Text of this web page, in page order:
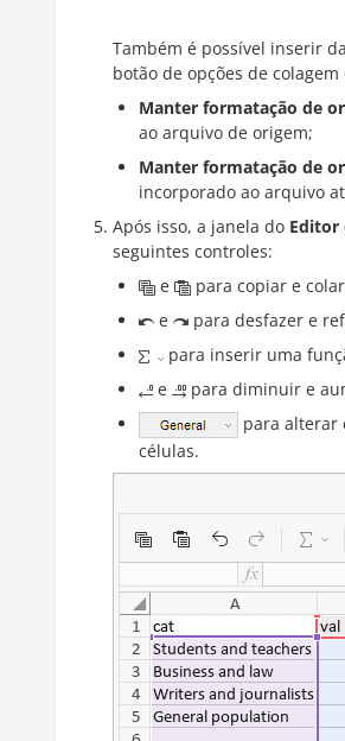
Também é possível inserir
botão de opções de colagem
Manter formatação de
ao arquivo de origem;
Manter formatação de
incorporado ao arquivo
Após isso, a janela do Editor
seguintes controles:
e
para copiar e
e
para desfazer e
para inserir uma
e
para diminuir e
para alterar
células.